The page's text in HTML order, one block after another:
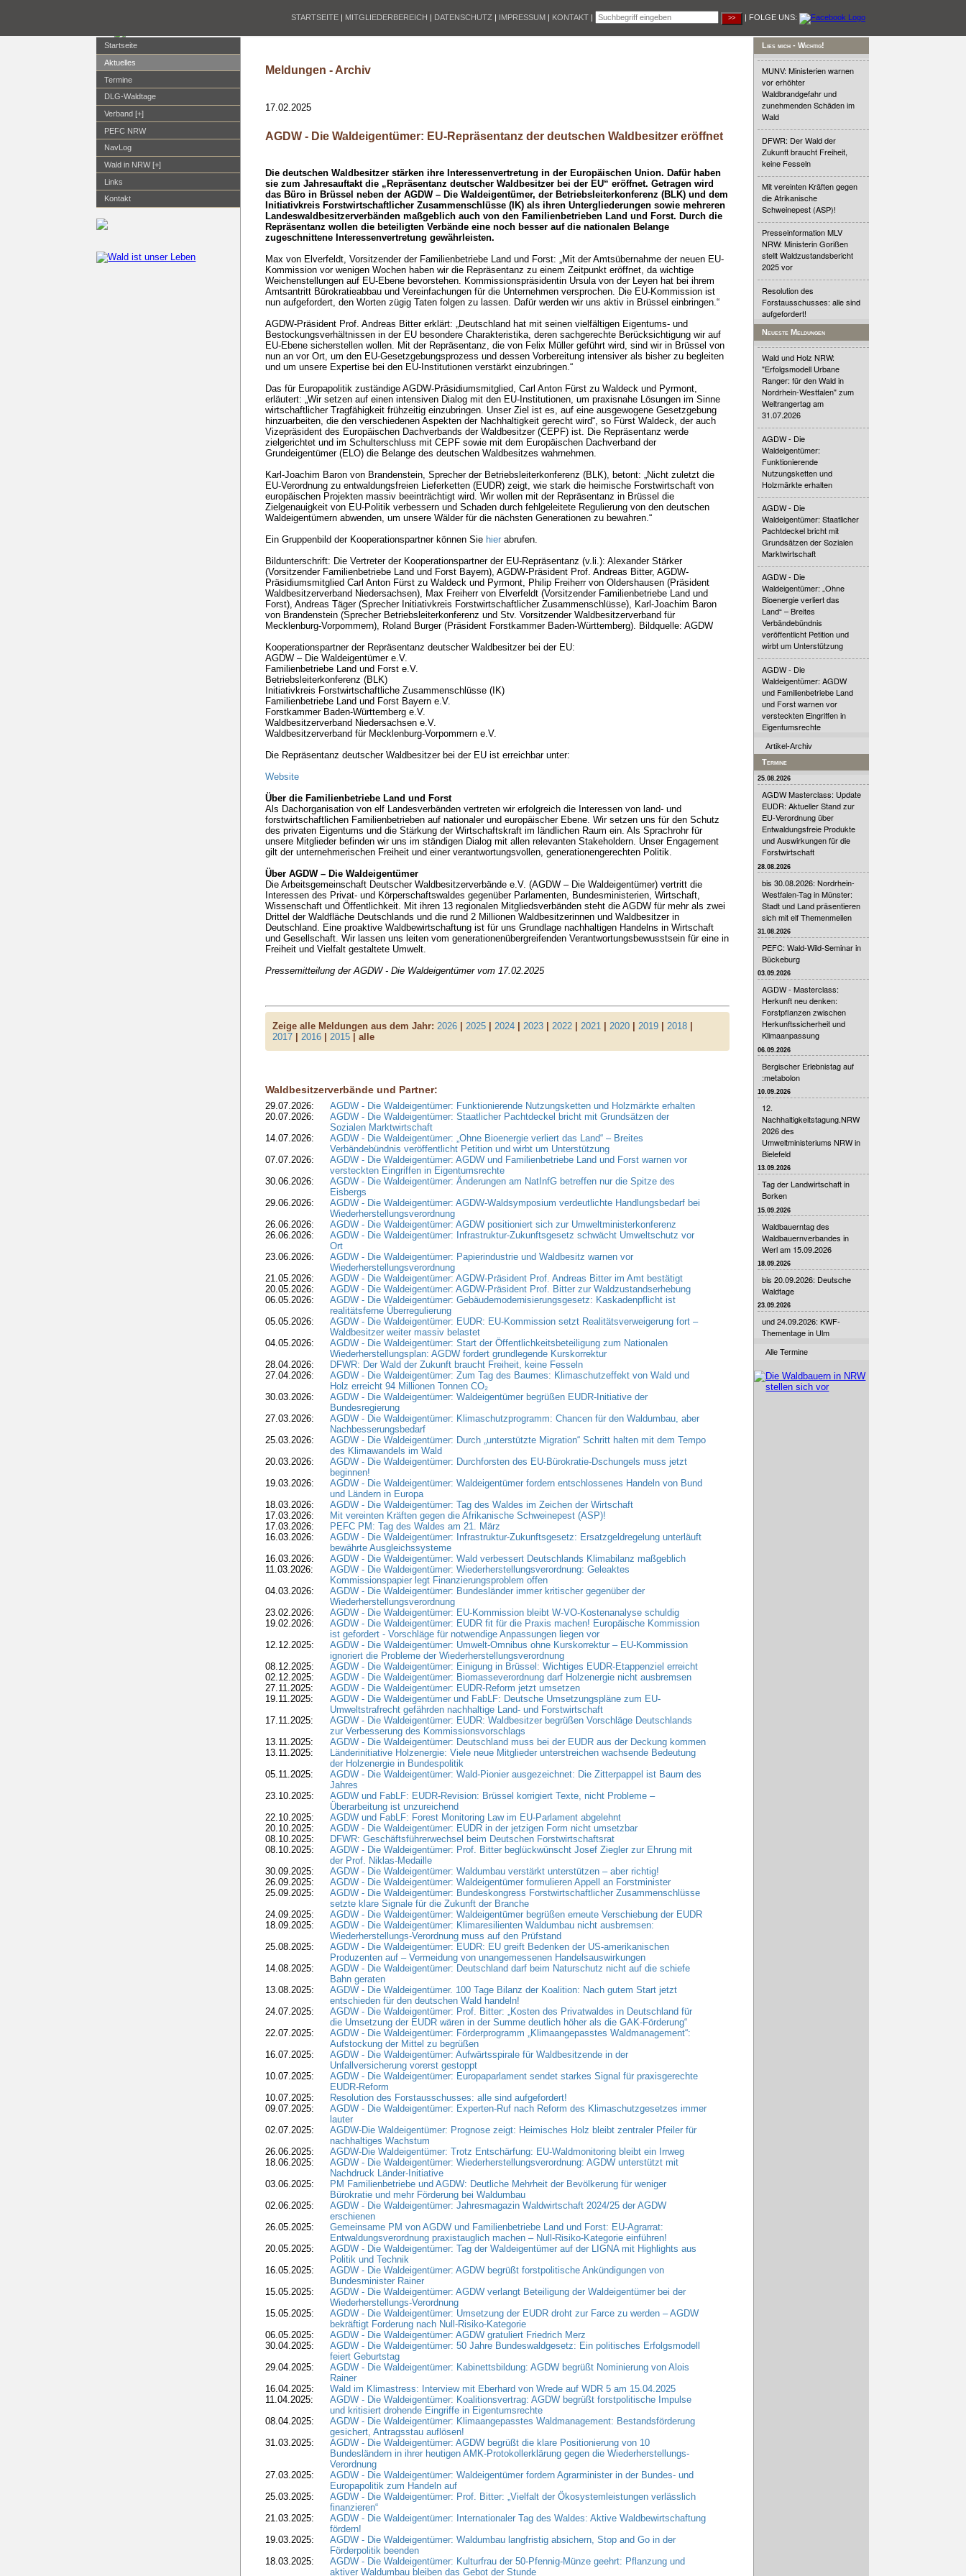
STARTSEITE | MITGLIEDERBEREICH | DATENSCHUTZ | IMPRESSUM | KONTAKT | | FOLGE UNS:
Startseite
Aktuelles
Termine
DLG-Waldtage
Verband [+]
PEFC NRW
NavLog
Wald in NRW [+]
Links
Kontakt
Meldungen - Archiv
17.02.2025
AGDW - Die Waldeigentümer: EU-Repräsentanz der deutschen Waldbesitzer eröffnet
Die deutschen Waldbesitzer stärken ihre Interessenvertretung in der Europäischen Union. Dafür haben
sie zum Jahresauftakt die „Repräsentanz deutscher Waldbesitzer bei der EU“ eröffnet. Getragen wird
das Büro in Brüssel neben der AGDW – Die Waldeigentümer, der Betriebsleiterkonferenz (BLK) und dem
Initiativkreis Forstwirtschaftlicher Zusammenschlüsse (IK) als ihren Untergliederungen sowie mehreren
Landeswaldbesitzerverbänden maßgeblich auch von den Familienbetrieben Land und Forst. Durch die
Repräsentanz wollen die beteiligten Verbände eine noch besser auf die nationalen Belange
zugeschnittene Interessenvertretung gewährleisten.
Max von Elverfeldt, Vorsitzender der Familienbetriebe Land und Forst: „Mit der Amtsübernahme der neuen EU-
Kommission vor wenigen Wochen haben wir die Repräsentanz zu einem Zeitpunkt eröffnet, da wichtige
Weichenstellungen auf EU-Ebene bevorstehen. Kommissionspräsidentin Ursula von der Leyen hat bei ihrem
Amtsantritt Bürokratieabbau und Vereinfachungen für die Unternehmen versprochen. Die EU-Kommission ist
nun aufgefordert, den Worten zügig Taten folgen zu lassen. Dafür werden wir uns aktiv in Brüssel einbringen.“
AGDW-Präsident Prof. Andreas Bitter erklärt: „Deutschland hat mit seinen vielfältigen Eigentums- und
Bestockungsverhältnissen in der EU besondere Charakteristika, deren sachgerechte Berücksichtigung wir auf
EU-Ebene sicherstellen wollen. Mit der Repräsentanz, die von Felix Müller geführt wird, sind wir in Brüssel von
nun an vor Ort, um den EU-Gesetzgebungsprozess und dessen Vorbereitung intensiver als bisher zu begleiten
und um unsere Expertise bei den EU-Institutionen verstärkt einzubringen.“
Das für Europapolitik zuständige AGDW-Präsidiumsmitglied, Carl Anton Fürst zu Waldeck und Pyrmont,
erläutert: „Wir setzen auf einen intensiven Dialog mit den EU-Institutionen, um praxisnahe Lösungen im Sinne
wirtschaftlicher Tragfähigkeit frühzeitig einzubringen. Unser Ziel ist es, auf eine ausgewogene Gesetzgebung
hinzuarbeiten, die den verschiedenen Aspekten der Nachhaltigkeit gerecht wird“, so Fürst Waldeck, der auch
Vizepräsident des Europäischen Dachverbands der Waldbesitzer (CEPF) ist. Die Repräsentanz werde
zielgerichtet und im Schulterschluss mit CEPF sowie mit dem Europäischen Dachverband der
Grundeigentümer (ELO) die Belange des deutschen Waldbesitzes wahrnehmen.
Karl-Joachim Baron von Brandenstein, Sprecher der Betriebsleiterkonferenz (BLK), betont: „Nicht zuletzt die
EU-Verordnung zu entwaldungsfreien Lieferketten (EUDR) zeigt, wie stark die heimische Forstwirtschaft von
europäischen Projekten massiv beeinträchtigt wird. Wir wollen mit der Repräsentanz in Brüssel die
Zielgenauigkeit von EU-Politik verbessern und Schaden durch fehlgeleitete Regulierung von den deutschen
Waldeigentümern abwenden, um unsere Wälder für die nächsten Generationen zu bewahren.“
Ein Gruppenbild der Kooperationspartner können Sie hierabrufen.
Bildunterschrift: Die Vertreter der Kooperationspartner der EU-Repräsentanz (v.li.): Alexander Stärker
(Vorsitzender Familienbetriebe Land und Forst Bayern), AGDW-Präsident Prof. Andreas Bitter, AGDW-
Präsidiumsmitglied Carl Anton Fürst zu Waldeck und Pyrmont, Philip Freiherr von Oldershausen (Präsident
Waldbesitzerverband Niedersachsen), Max Freiherr von Elverfeldt (Vorsitzender Familienbetriebe Land und
Forst), Andreas Täger (Sprecher Initiativkreis Forstwirtschaftlicher Zusammenschlüsse), Karl-Joachim Baron
von Brandenstein (Sprecher Betriebsleiterkonferenz und Stv. Vorsitzender Waldbesitzerverband für
Mecklenburg-Vorpommern), Roland Burger (Präsident Forstkammer Baden-Württemberg). Bildquelle: AGDW
Kooperationspartner der Repräsentanz deutscher Waldbesitzer bei der EU:
AGDW – Die Waldeigentümer e.V.
Familienbetriebe Land und Forst e.V.
Betriebsleiterkonferenz (BLK)
Initiativkreis Forstwirtschaftliche Zusammenschlüsse (IK)
Familienbetriebe Land und Forst Bayern e.V.
Forstkammer Baden-Württemberg e.V.
Waldbesitzerverband Niedersachsen e.V.
Waldbesitzerverband für Mecklenburg-Vorpommern e.V.
Die Repräsentanz deutscher Waldbesitzer bei der EU ist erreichbar unter:
Website
Über die Familienbetriebe Land und Forst
Als Dachorganisation von elf Landesverbänden vertreten wir erfolgreich die Interessen von land- und
forstwirtschaftlichen Familienbetrieben auf nationaler und europäischer Ebene. Wir setzen uns für den Schutz
des privaten Eigentums und die Stärkung der Wirtschaftskraft im ländlichen Raum ein. Als Sprachrohr für
unsere Mitglieder befinden wir uns im ständigen Dialog mit allen relevanten Stakeholdern. Unser Engagement
gilt der unternehmerischen Freiheit und einer verantwortungsvollen, generationengerechten Politik.
Über AGDW – Die Waldeigentümer
Die Arbeitsgemeinschaft Deutscher Waldbesitzerverbände e.V. (AGDW – Die Waldeigentümer) vertritt die
Interessen des Privat- und Körperschaftswaldes gegenüber Parlamenten, Bundesministerien, Wirtschaft,
Wissenschaft und Öffentlichkeit. Mit ihren 13 regionalen Mitgliedsverbänden steht die AGDW für mehr als zwei
Drittel der Waldfläche Deutschlands und die rund 2 Millionen Waldbesitzerinnen und Waldbesitzer in
Deutschland. Eine proaktive Waldbewirtschaftung ist für uns Grundlage nachhaltigen Handelns in Wirtschaft
und Gesellschaft. Wir lassen uns leiten vom generationenübergreifenden Verantwortungsbewusstsein für eine in
Freiheit und Vielfalt gestaltete Umwelt.
Pressemitteilung der AGDW - Die Waldeigentümer vom 17.02.2025
Zeige alle Meldungen aus dem Jahr: 2026| 2025| 2024| 2023| 2022| 2021| 2020| 2019| 2018|
2017| 2016| 2015| alle
Waldbesitzerverbände und Partner:
29.07.2026:
AGDW - Die Waldeigentümer: Funktionierende Nutzungsketten und Holzmärkte erhalten
20.07.2026:
AGDW - Die Waldeigentümer: Staatlicher Pachtdeckel bricht mit Grundsätzen der
Sozialen Marktwirtschaft
14.07.2026:
AGDW - Die Waldeigentümer: „Ohne Bioenergie verliert das Land“ – Breites
Verbändebündnis veröffentlicht Petition und wirbt um Unterstützung
07.07.2026:
AGDW - Die Waldeigentümer: AGDW und Familienbetriebe Land und Forst warnen vor
versteckten Eingriffen in Eigentumsrechte
30.06.2026:
AGDW - Die Waldeigentümer: Änderungen am NatInfG betreffen nur die Spitze des
Eisbergs
29.06.2026:
AGDW - Die Waldeigentümer: AGDW-Waldsymposium verdeutlichte Handlungsbedarf bei
Wiederherstellungsverordnung
26.06.2026:
AGDW - Die Waldeigentümer: AGDW positioniert sich zur Umweltministerkonferenz
26.06.2026:
AGDW - Die Waldeigentümer: Infrastruktur-Zukunftsgesetz schwächt Umweltschutz vor
Ort
23.06.2026:
AGDW - Die Waldeigentümer: Papierindustrie und Waldbesitz warnen vor
Wiederherstellungsverordnung
21.05.2026:
AGDW - Die Waldeigentümer: AGDW-Präsident Prof. Andreas Bitter im Amt bestätigt
20.05.2026:
AGDW - Die Waldeigentümer: AGDW-Präsident Prof. Bitter zur Waldzustandserhebung
06.05.2026:
AGDW - Die Waldeigentümer: Gebäudemodernisierungsgesetz: Kaskadenpflicht ist
realitätsferne Überregulierung
05.05.2026:
AGDW - Die Waldeigentümer: EUDR: EU-Kommission setzt Realitätsverweigerung fort –
Waldbesitzer weiter massiv belastet
04.05.2026:
AGDW - Die Waldeigentümer: Start der Öffentlichkeitsbeteiligung zum Nationalen
Wiederherstellungsplan: AGDW fordert grundlegende Kurskorrektur
28.04.2026:
DFWR: Der Wald der Zukunft braucht Freiheit, keine Fesseln
27.04.2026:
AGDW - Die Waldeigentümer: Zum Tag des Baumes: Klimaschutzeffekt von Wald und
Holz erreicht 94 Millionen Tonnen CO₂
30.03.2026:
AGDW - Die Waldeigentümer: Waldeigentümer begrüßen EUDR-Initiative der
Bundesregierung
27.03.2026:
AGDW - Die Waldeigentümer: Klimaschutzprogramm: Chancen für den Waldumbau, aber
Nachbesserungsbedarf
25.03.2026:
AGDW - Die Waldeigentümer: Durch „unterstützte Migration“ Schritt halten mit dem Tempo
des Klimawandels im Wald
20.03.2026:
AGDW - Die Waldeigentümer: Durchforsten des EU-Bürokratie-Dschungels muss jetzt
beginnen!
19.03.2026:
AGDW - Die Waldeigentümer: Waldeigentümer fordern entschlossenes Handeln von Bund
und Ländern in Europa
18.03.2026:
AGDW - Die Waldeigentümer: Tag des Waldes im Zeichen der Wirtschaft
17.03.2026:
Mit vereinten Kräften gegen die Afrikanische Schweinepest (ASP)!
17.03.2026:
PEFC PM: Tag des Waldes am 21. März
16.03.2026:
AGDW - Die Waldeigentümer: Infrastruktur-Zukunftsgesetz: Ersatzgeldregelung unterläuft
bewährte Ausgleichssysteme
16.03.2026:
AGDW - Die Waldeigentümer: Wald verbessert Deutschlands Klimabilanz maßgeblich
11.03.2026:
AGDW - Die Waldeigentümer: Wiederherstellungsverordnung: Geleaktes
Kommissionspapier legt Finanzierungsproblem offen
04.03.2026:
AGDW - Die Waldeigentümer: Bundesländer immer kritischer gegenüber der
Wiederherstellungsverordnung
23.02.2026:
AGDW - Die Waldeigentümer: EU-Kommission bleibt W-VO-Kostenanalyse schuldig
19.02.2026:
AGDW - Die Waldeigentümer: EUDR fit für die Praxis machen! Europäische Kommission
ist gefordert - Vorschläge für notwendige Anpassungen liegen vor
12.12.2025:
AGDW - Die Waldeigentümer: Umwelt-Omnibus ohne Kurskorrektur – EU-Kommission
ignoriert die Probleme der Wiederherstellungsverordnung
08.12.2025:
AGDW - Die Waldeigentümer: Einigung in Brüssel: Wichtiges EUDR-Etappenziel erreicht
02.12.2025:
AGDW - Die Waldeigentümer: Biomasseverordnung darf Holzenergie nicht ausbremsen
27.11.2025:
AGDW - Die Waldeigentümer: EUDR-Reform jetzt umsetzen
19.11.2025:
AGDW - Die Waldeigentümer und FabLF: Deutsche Umsetzungspläne zum EU-
Umweltstrafrecht gefährden nachhaltige Land- und Forstwirtschaft
17.11.2025:
AGDW - Die Waldeigentümer: EUDR: Waldbesitzer begrüßen Vorschläge Deutschlands
zur Verbesserung des Kommissionsvorschlags
13.11.2025:
AGDW - Die Waldeigentümer: Deutschland muss bei der EUDR aus der Deckung kommen
13.11.2025:
Länderinitiative Holzenergie: Viele neue Mitglieder unterstreichen wachsende Bedeutung
der Holzenergie in Bundespolitik
05.11.2025:
AGDW - Die Waldeigentümer: Wald-Pionier ausgezeichnet: Die Zitterpappel ist Baum des
Jahres
23.10.2025:
AGDW und FabLF: EUDR-Revision: Brüssel korrigiert Texte, nicht Probleme –
Überarbeitung ist unzureichend
22.10.2025:
AGDW und FabLF: Forest Monitoring Law im EU-Parlament abgelehnt
20.10.2025:
AGDW - Die Waldeigentümer: EUDR in der jetzigen Form nicht umsetzbar
08.10.2025:
DFWR: Geschäftsführerwechsel beim Deutschen Forstwirtschaftsrat
08.10.2025:
AGDW - Die Waldeigentümer: Prof. Bitter beglückwünscht Josef Ziegler zur Ehrung mit
der Prof. Niklas-Medaille
30.09.2025:
AGDW - Die Waldeigentümer: Waldumbau verstärkt unterstützen – aber richtig!
26.09.2025:
AGDW - Die Waldeigentümer: Waldeigentümer formulieren Appell an Forstminister
25.09.2025:
AGDW - Die Waldeigentümer: Bundeskongress Forstwirtschaftlicher Zusammenschlüsse
setzte klare Signale für die Zukunft der Branche
24.09.2025:
AGDW - Die Waldeigentümer: Waldeigentümer begrüßen erneute Verschiebung der EUDR
18.09.2025:
AGDW - Die Waldeigentümer: Klimaresilienten Waldumbau nicht ausbremsen:
Wiederherstellungs-Verordnung muss auf den Prüfstand
25.08.2025:
AGDW - Die Waldeigentümer: EUDR: EU greift Bedenken der US-amerikanischen
Produzenten auf – Vermeidung von unangemessenen Handelsauswirkungen
14.08.2025:
AGDW - Die Waldeigentümer: Deutschland darf beim Naturschutz nicht auf die schiefe
Bahn geraten
13.08.2025:
AGDW - Die Waldeigentümer. 100 Tage Bilanz der Koalition: Nach gutem Start jetzt
entschieden für den deutschen Wald handeln!
24.07.2025:
AGDW - Die Waldeigentümer: Prof. Bitter: „Kosten des Privatwaldes in Deutschland für
die Umsetzung der EUDR wären in der Summe deutlich höher als die GAK-Förderung“
22.07.2025:
AGDW - Die Waldeigentümer: Förderprogramm „Klimaangepasstes Waldmanagement“:
Aufstockung der Mittel zu begrüßen
16.07.2025:
AGDW - Die Waldeigentümer: Aufwärtsspirale für Waldbesitzende in der
Unfallversicherung vorerst gestoppt
10.07.2025:
AGDW - Die Waldeigentümer: Europaparlament sendet starkes Signal für praxisgerechte
EUDR-Reform
10.07.2025:
Resolution des Forstausschusses: alle sind aufgefordert!
09.07.2025:
AGDW - Die Waldeigentümer: Experten-Ruf nach Reform des Klimaschutzgesetzes immer
lauter
02.07.2025:
AGDW-Die Waldeigentümer: Prognose zeigt: Heimisches Holz bleibt zentraler Pfeiler für
nachhaltiges Wachstum
26.06.2025:
AGDW-Die Waldeigentümer: Trotz Entschärfung: EU-Waldmonitoring bleibt ein Irrweg
18.06.2025:
AGDW - Die Waldeigentümer: Wiederherstellungsverordnung: AGDW unterstützt mit
Nachdruck Länder-Initiative
03.06.2025:
PM Familienbetriebe und AGDW: Deutliche Mehrheit der Bevölkerung für weniger
Bürokratie und mehr Förderung bei Waldumbau
02.06.2025:
AGDW - Die Waldeigentümer: Jahresmagazin Waldwirtschaft 2024/25 der AGDW
erschienen
26.05.2025:
Gemeinsame PM von AGDW und Familienbetriebe Land und Forst: EU-Agrarrat:
Entwaldungsverordnung praxistauglich machen – Null-Risiko-Kategorie einführen!
20.05.2025:
AGDW - Die Waldeigentümer: Tag der Waldeigentümer auf der LIGNA mit Highlights aus
Politik und Technik
16.05.2025:
AGDW - Die Waldeigentümer: AGDW begrüßt forstpolitische Ankündigungen von
Bundesminister Rainer
15.05.2025:
AGDW - Die Waldeigentümer: AGDW verlangt Beteiligung der Waldeigentümer bei der
Wiederherstellungs-Verordnung
15.05.2025:
AGDW - Die Waldeigentümer: Umsetzung der EUDR droht zur Farce zu werden – AGDW
bekräftigt Forderung nach Null-Risiko-Kategorie
06.05.2025:
AGDW - Die Waldeigentümer: AGDW gratuliert Friedrich Merz
30.04.2025:
AGDW - Die Waldeigentümer: 50 Jahre Bundeswaldgesetz: Ein politisches Erfolgsmodell
feiert Geburtstag
29.04.2025:
AGDW - Die Waldeigentümer: Kabinettsbildung: AGDW begrüßt Nominierung von Alois
Rainer
16.04.2025:
Wald im Klimastress: Interview mit Eberhard von Wrede auf WDR 5 am 15.04.2025
11.04.2025:
AGDW - Die Waldeigentümer: Koalitionsvertrag: AGDW begrüßt forstpolitische Impulse
und kritisiert drohende Eingriffe in Eigentumsrechte
08.04.2025:
AGDW - Die Waldeigentümer: Klimaangepasstes Waldmanagement: Bestandsförderung
gesichert, Antragsstau auflösen!
31.03.2025:
AGDW - Die Waldeigentümer: AGDW begrüßt die klare Positionierung von 10
Bundesländern in ihrer heutigen AMK-Protokollerklärung gegen die Wiederherstellungs-
Verordnung
27.03.2025:
AGDW - Die Waldeigentümer: Waldeigentümer fordern Agrarminister in der Bundes- und
Europapolitik zum Handeln auf
25.03.2025:
AGDW - Die Waldeigentümer: Prof. Bitter: „Vielfalt der Ökosystemleistungen verlässlich
finanzieren“
21.03.2025:
AGDW - Die Waldeigentümer: Internationaler Tag des Waldes: Aktive Waldbewirtschaftung
fördern!
19.03.2025:
AGDW - Die Waldeigentümer: Waldumbau langfristig absichern, Stop and Go in der
Förderpolitik beenden
18.03.2025:
AGDW - Die Waldeigentümer: Kulturfrau der 50-Pfennig-Münze geehrt: Pflanzung und
aktiver Waldumbau bleiben das Gebot der Stunde
Lies mich - Wichtig!
MUNV: Ministerien warnen
vor erhöhter
Waldbrandgefahr und
zunehmenden Schäden im
Wald
DFWR: Der Wald der
Zukunft braucht Freiheit,
keine Fesseln
Mit vereinten Kräften gegen
die Afrikanische
Schweinepest (ASP)!
Presseinformation MLV
NRW: Ministerin Gorißen
stellt Waldzustandsbericht
2025 vor
Resolution des
Forstausschusses: alle sind
aufgefordert!
Neueste Meldungen
Wald und Holz NRW:
"Erfolgsmodell Urbane
Ranger: für den Wald in
Nordrhein-Westfalen" zum
Weltrangertag am
31.07.2026
AGDW - Die
Waldeigentümer:
Funktionierende
Nutzungsketten und
Holzmärkte erhalten
AGDW - Die
Waldeigentümer: Staatlicher
Pachtdeckel bricht mit
Grundsätzen der Sozialen
Marktwirtschaft
AGDW - Die
Waldeigentümer: „Ohne
Bioenergie verliert das
Land“ – Breites
Verbändebündnis
veröffentlicht Petition und
wirbt um Unterstützung
AGDW - Die
Waldeigentümer: AGDW
und Familienbetriebe Land
und Forst warnen vor
versteckten Eingriffen in
Eigentumsrechte
Artikel-Archiv
Termine
25.08.2026
AGDW Masterclass: Update
EUDR: Aktueller Stand zur
EU-Verordnung über
Entwaldungsfreie Produkte
und Auswirkungen für die
Forstwirtschaft
28.08.2026
bis 30.08.2026: Nordrhein-
Westfalen-Tag in Münster:
Stadt und Land präsentieren
sich mit elf Themenmeilen
31.08.2026
PEFC: Wald-Wild-Seminar in
Bückeburg
03.09.2026
AGDW - Masterclass:
Herkunft neu denken:
Forstpflanzen zwischen
Herkunftssicherheit und
Klimaanpassung
06.09.2026
Bergischer Erlebnistag auf
:metabolon
10.09.2026
12.
Nachhaltigkeitstagung.NRW
2026 des
Umweltministeriums NRW in
Bielefeld
13.09.2026
Tag der Landwirtschaft in
Borken
15.09.2026
Waldbauerntag des
Waldbauernverbandes in
Werl am 15.09.2026
18.09.2026
bis 20.09.2026: Deutsche
Waldtage
23.09.2026
und 24.09.2026: KWF-
Thementage in Ulm
Alle Termine